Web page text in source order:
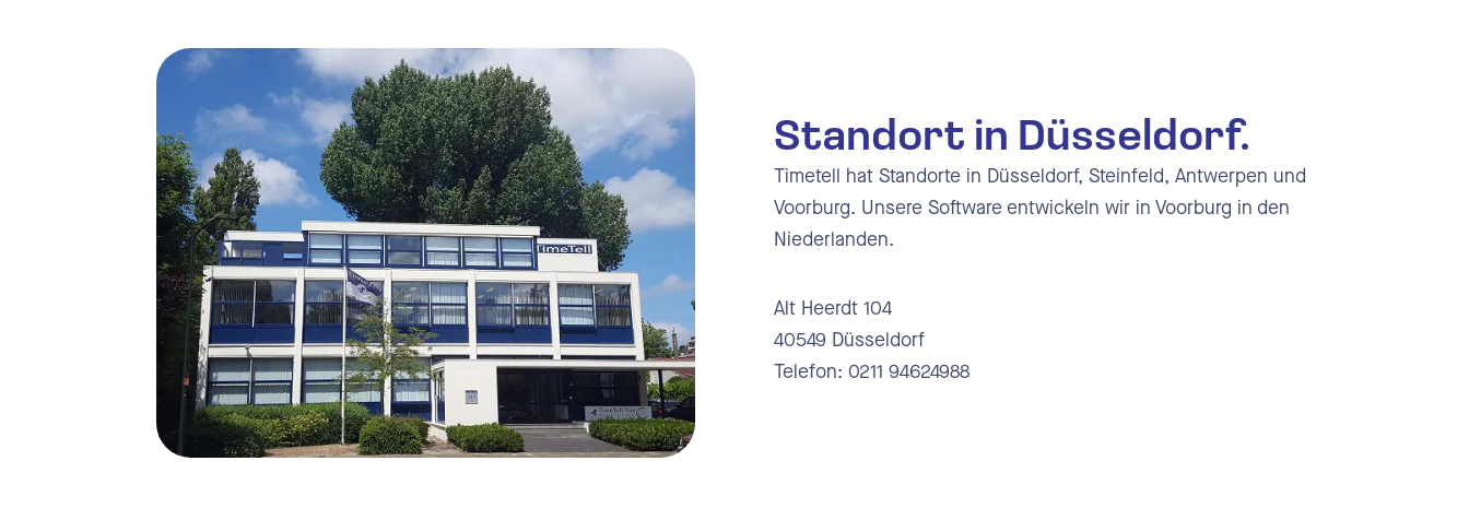
Standort in Düsseldorf.
Timetell hat Standorte in Düsseldorf, Steinfeld, Antwerpen und
Voorburg. Unsere Software entwickeln wir in Voorburg in den
Niederlanden.
Alt Heerdt 104
40549 Düsseldorf
Telefon: 0211 94624988